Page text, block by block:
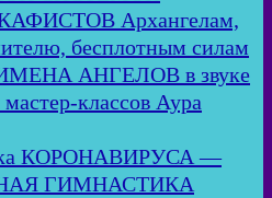
Архангелам,
бесплотным силам
АНГЕЛОВ в звуке
классов Аура
КОРОНАВИРУСА —
ГИМНАСТИКА